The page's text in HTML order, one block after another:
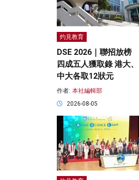
灼見教育
DSE 2026｜聯招放榜
四成五人獲取錄 港大、
中大各取12狀元
作者: 本社編輯部
2026-08-05